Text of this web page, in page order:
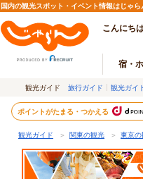
国内の観光スポット・イベント情報はじゃ
こんにち
宿・
観光ガイド 旅行ガイド 観光ガイ
ポイントがたまる・つかえる
観光ガイド ＞ 関東の観光 ＞ 東京の